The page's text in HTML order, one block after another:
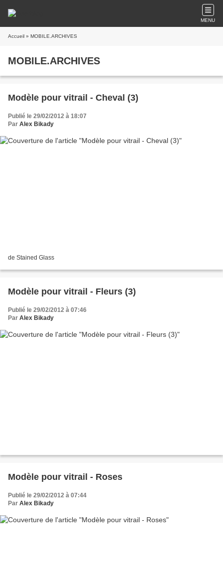
MENU
Accueil » MOBILE.ARCHIVES
MOBILE.ARCHIVES
Modèle pour vitrail - Cheval (3)
Publié le 29/02/2012 à 18:07
Par Alex Bikady
de Stained Glass
Modèle pour vitrail - Fleurs (3)
Publié le 29/02/2012 à 07:46
Par Alex Bikady
Modèle pour vitrail - Roses
Publié le 29/02/2012 à 07:44
Par Alex Bikady